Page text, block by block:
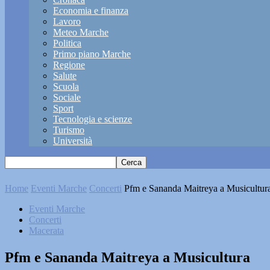
Economia e finanza
Lavoro
Meteo Marche
Politica
Primo piano Marche
Regione
Salute
Scuola
Sociale
Sport
Tecnologia e scienze
Turismo
Università
Home Eventi Marche Concerti Pfm e Sananda Maitreya a
Eventi Marche
Concerti
Macerata
Pfm e Sananda Maitreya a Musicultura